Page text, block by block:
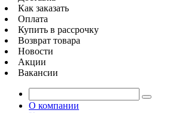
Как заказать
Оплата
Купить в рассрочку
Возврат товара
Новости
Акции
Вакансии
О компании